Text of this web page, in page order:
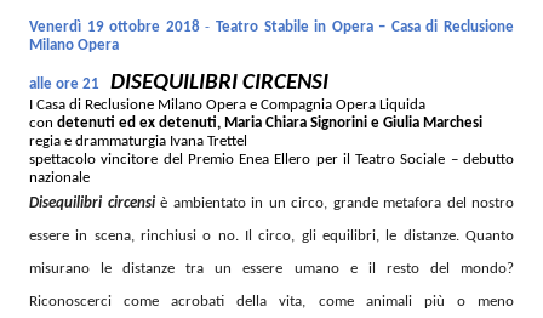
Venerdì 19 ottobre 2018- Teatro Stabile in Opera – Casa di Reclusione
Milano Opera
alle ore 21 DISEQUILIBRI CIRCENSI
I Casa di Reclusione Milano Opera e Compagnia Opera Liquida
con detenuti ed ex detenuti, Maria Chiara Signorini e Giulia Marchesi
regia e drammaturgia Ivana Trettel
spettacolo vincitore del Premio Enea Ellero per il Teatro Sociale – debutto
nazionale
Disequilibri circensiè ambientato in un circo, grande metafora del nostro
essere in scena, rinchiusi o no. Il circo, gli equilibri, le distanze. Quanto
misurano le distanze tra un essere umano e il resto del mondo?
Riconoscerci come acrobati della vita, come animali più o meno